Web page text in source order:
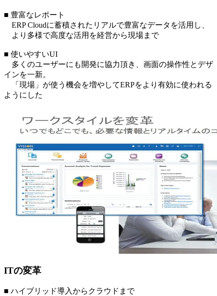
■ 豊富なレポート
ERP Cloudに蓄積されたリアルで豊富なデータを活用し、
より多様で高度な活用を経営から現場まで
■ 使いやすいUI
多くのユーザーにも開発に協力頂き、画面の操作性とデザ
インを一新。
「現場」が使う機会を増やしてERPをより有効に使われる
ようにした
ITの変革
■ ハイブリッド導入からクラウドまで